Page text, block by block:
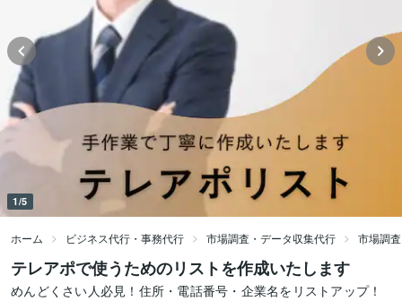
1/5
ホーム ビジネス代行・事務代行 市場調査・データ収集代行 市場調
テレアポで使うためのリストを作成いたします
めんどくさい人必見！住所・電話番号・企業名をリストアップ！